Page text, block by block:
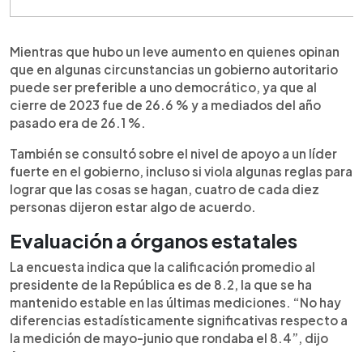
Mientras que hubo un leve aumento en quienes opinan
que en algunas circunstancias un gobierno autoritario
puede ser preferible a uno democrático, ya que al
cierre de 2023 fue de 26.6 % y a mediados del año
pasado era de 26.1 %.
También se consultó sobre el nivel de apoyo a un líder
fuerte en el gobierno, incluso si viola algunas reglas para
lograr que las cosas se hagan, cuatro de cada diez
personas dijeron estar algo de acuerdo.
Evaluación a órganos estatales
La encuesta indica que la calificación promedio al
presidente de la República es de 8.2, la que se ha
mantenido estable en las últimas mediciones. “No hay
diferencias estadísticamente significativas respecto a
la medición de mayo-junio que rondaba el 8.4”, dijo